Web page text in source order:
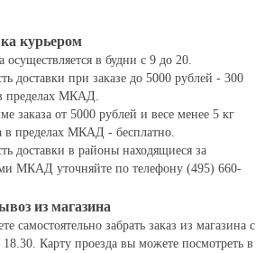
курьером
осуществляется в будни с 9 до 20.
доставки при заказе до 5000 рублей - 300
пределах МКАД.
заказа от 5000 рублей и весе менее 5 кг
в пределах МКАД - бесплатно.
доставки в районы находящиеся за
МКАД уточняйте по телефону (495) 660-
из магазина
самостоятельно забрать заказ из магазина с
Карту проезда вы можете посмотреть в